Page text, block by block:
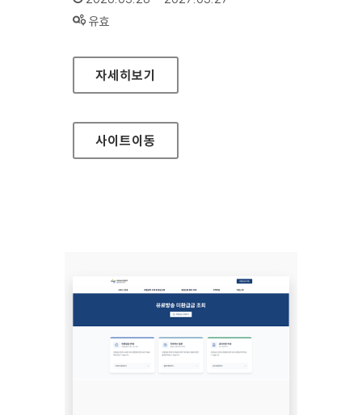
상태 :
유효
우체국금융개발원
자세히보기
사이트이동